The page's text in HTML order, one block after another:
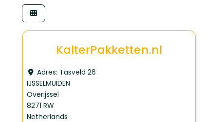
KalterPakketten.nl
Adres: Tasveld 26
IJSSELMUIDEN
Overijssel
8271 RW
Netherlands